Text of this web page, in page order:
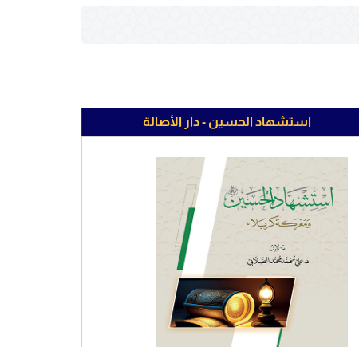
استشهاد الحسين - دار الأصالة